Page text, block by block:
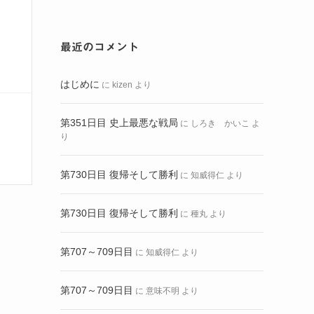
最近のコメント
はじめに に kizen より
第351日目 史上最悪な戦局 に しろき かいこ よ
り
第730日目 復帰そして勝利 に 知威得仁 より
第730日目 復帰そして勝利 に 種丸 より
第707～709日目 に 知威得仁 より
第707～709日目 に 意味不明 より